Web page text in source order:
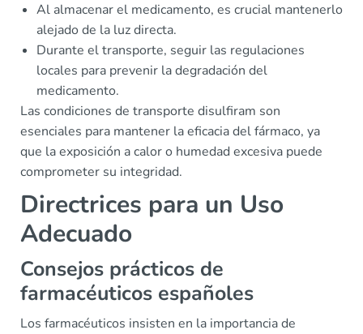
Al almacenar el medicamento, es crucial mantenerlo
alejado de la luz directa.
Durante el transporte, seguir las regulaciones
locales para prevenir la degradación del
medicamento.
Las condiciones de transporte disulfiram son
esenciales para mantener la eficacia del fármaco, ya
que la exposición a calor o humedad excesiva puede
comprometer su integridad.
Directrices para un Uso
Adecuado
Consejos prácticos de
farmacéuticos españoles
Los farmacéuticos insisten en la importancia de